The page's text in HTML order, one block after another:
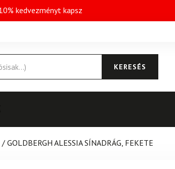
kedvezményt kapsz
KERESÉS
/ GOLDBERGH ALESSIA SÍNADRÁG, FEKETE